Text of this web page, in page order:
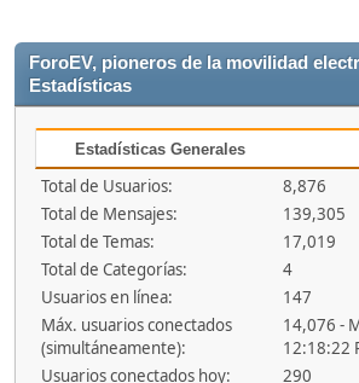
ForoEV, pioneros de la movilidad
Estadísticas
Estadísticas Generales
Total de Usuarios:
8,876
Total de Mensajes:
139,305
Total de Temas:
17,019
Total de Categorías:
4
Usuarios en línea:
147
Máx. usuarios conectados
(simultáneamente):
14,076 -
12:18:22
Usuarios conectados hoy:
290